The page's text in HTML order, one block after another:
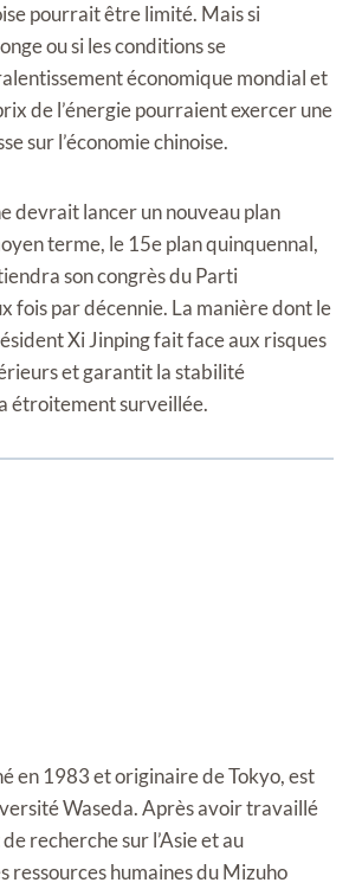
pourrait être limité. Mais si
ou si les conditions se
économique mondial et
de l’énergie pourraient exercer une
sur l’économie chinoise.
devrait lancer un nouveau plan
terme, le 15e plan quinquennal,
son congrès du Parti
fois par décennie. La manière dont le
Xi Jinping fait face aux risques
et garantit la stabilité
étroitement surveillée.
en 1983 et originaire de Tokyo, est
Waseda. Après avoir travaillé
recherche sur l’Asie et au
ressources humaines du Mizuho